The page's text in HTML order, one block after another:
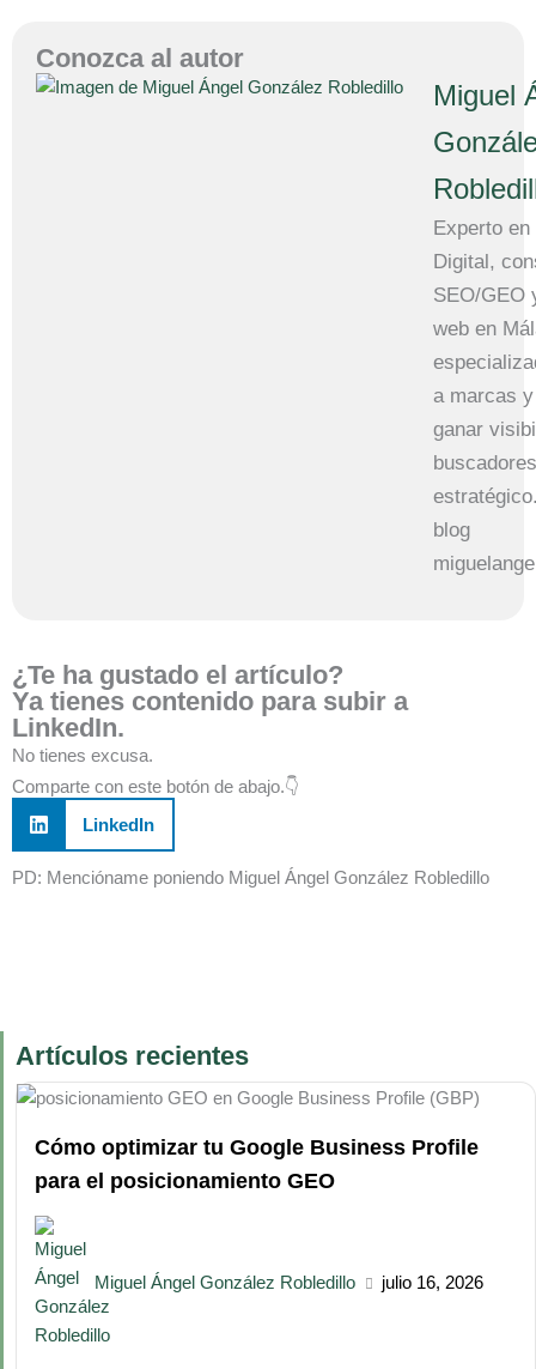
Conozca al autor
Miguel
Experto
Digital,
SEO/GEO
web en
a marcas
ganar
blog
¿Te ha gustado el artículo?
Ya tienes contenido para subir a
LinkedIn.
No tienes excusa.
Comparte con este botón de abajo.👇
LinkedIn
PD: Mencióname poniendo Miguel Ángel González Robledillo
Artículos recientes
Cómo optimizar tu Google Business Profile
para el posicionamiento GEO
Miguel Ángel González Robledillo julio 16, 2026